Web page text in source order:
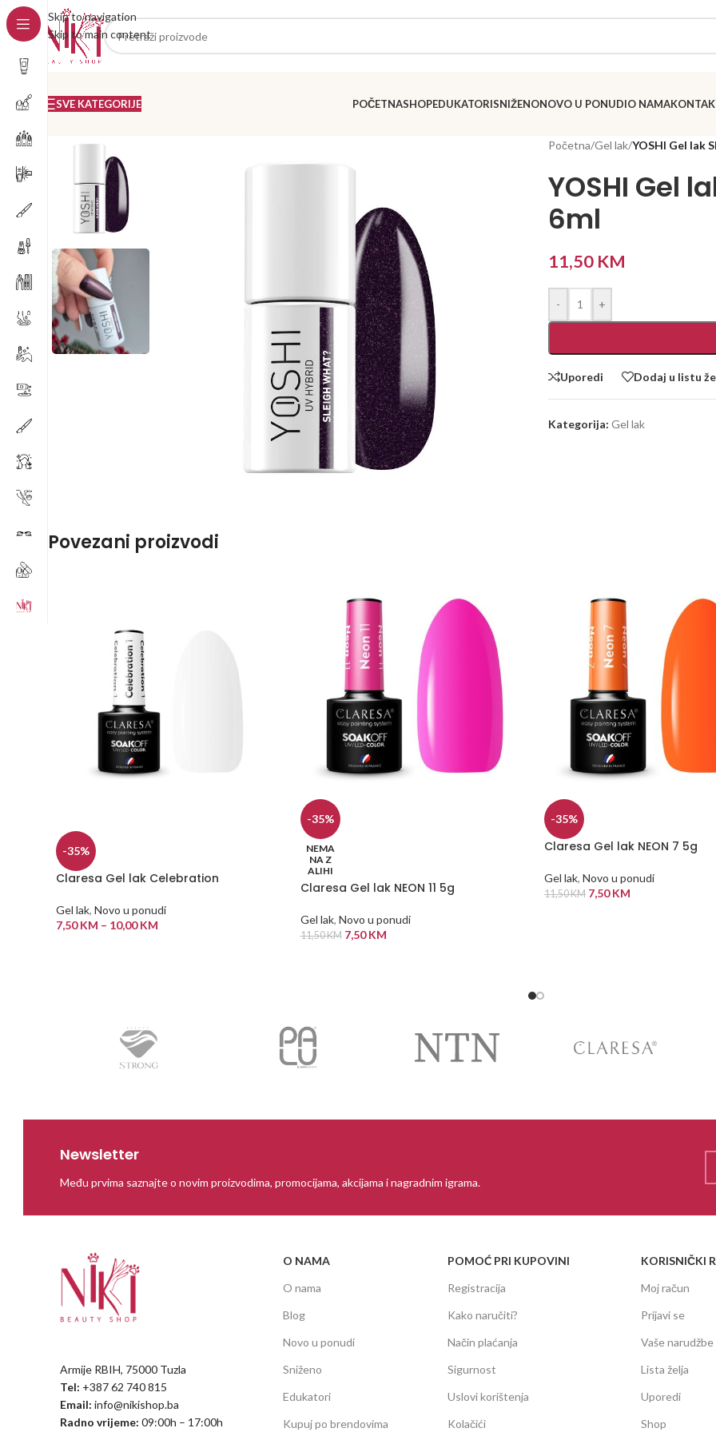
Skip to navigation
Skip to main content
SVE KATEGORIJE POČETNASHOPEDUKATORISNIŽENONOVO U PONUDIO NAMA
Početna/Gel lak/YOSHI Gel lak
YOSHI Gel
6ml
11,50 KM
- +
Uporedi Dodaj u listu
Kategorija: Gel lak
Povezani proizvodi
-35%
Claresa Gel lak Celebration
Gel lak, Novo u ponudi
7,50KM – 10,00KM
-35%
NEMA
NA Z
ALIHI
Claresa Gel lak NEON 11 5g
Gel lak, Novo u ponudi
11,50KM 7,50KM
-35%
Claresa Gel lak NEON 7 5g
Gel lak, Novo u ponudi
11,50KM 7,50KM
Newsletter
Među prvima saznajte o novim proizvodima, promocijama, akcijama i nagradnim igrama.
Armije RBIH, 75000 Tuzla
Tel: +387 62 740 815
Email: info@nikishop.ba
Radno vrijeme: 09:00h – 17:00h
O NAMA
O nama
Blog
Novo u ponudi
Sniženo
Edukatori
Kupuj po brendovima
POMOĆ PRI KUPOVINI
Registracija
Kako naručiti?
Način plaćanja
Sigurnost
Uslovi korištenja
Kolačići
KORISNIČKI
Moj račun
Prijavi se
Vaše narudžbe
Lista želja
Uporedi
Shop